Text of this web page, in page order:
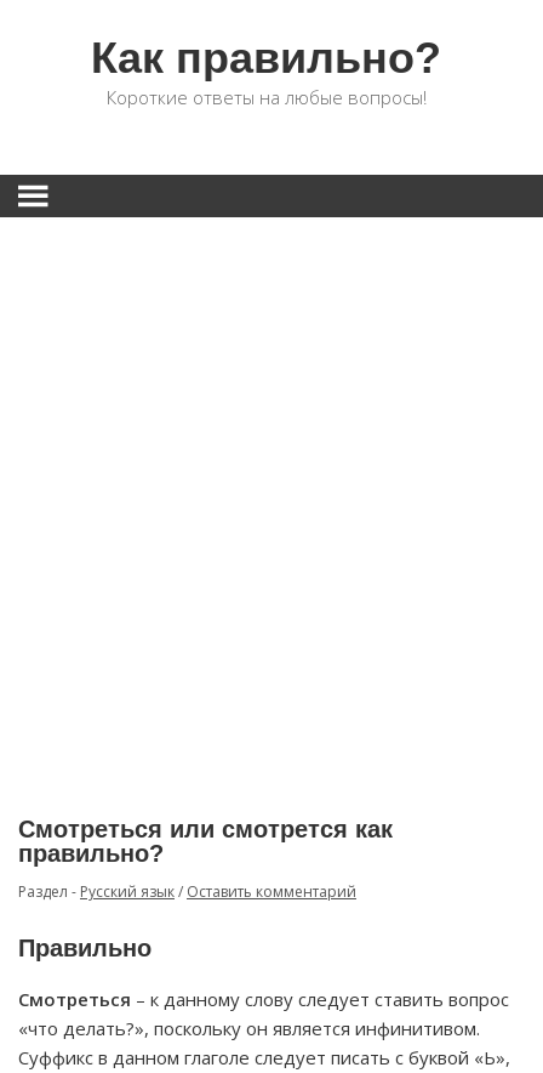
Как правильно?
Короткие ответы на любые вопросы!
Смотреться или смотрется как
правильно?
Раздел - Русский язык/ Оставить комментарий
Правильно
Смотреться – к данному слову следует ставить вопрос
«что делать?», поскольку он является инфинитивом.
Суффикс в данном глаголе следует писать с буквой «Ь»,